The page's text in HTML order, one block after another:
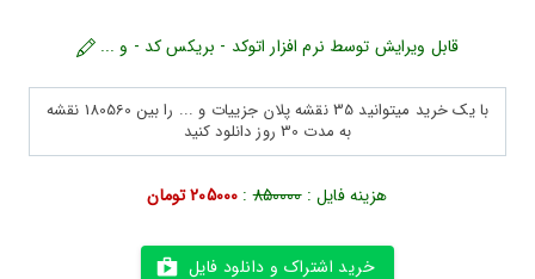
قابل ویرایش توسط نرم افزار اتوکد - بریکس کد - و ...
با یک خرید میتوانید 35 نقشه پلان جزییات و ... را بین 180560 نقشه
به مدت 30 روز دانلود کنید
هزینه فایل :850000
: 205000 تومان
خرید اشتراک و دانلود فایل